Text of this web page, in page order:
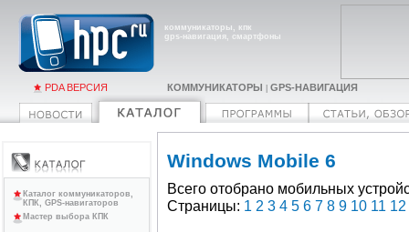
коммуникаторы, кпк
gps-навигация, смартфоны
PDA ВЕРСИЯ КОММУНИКАТОРЫ GPS-НАВИГАЦИЯ
Windows Mobile 6
Всего отобрано мобильных
Страницы: 1 2 3 4 5 6 7 8 9 10 11 12
Каталог коммуникаторов,
КПК, GPS-навигаторов
Мастер выбора КПК